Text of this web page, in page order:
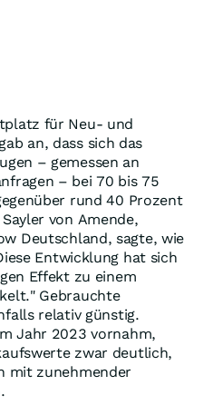
für Neu- und
an, dass sich das
– gemessen an
– bei 70 bis 75
rund 40 Prozent
von Amende,
Deutschland, sagte, wie
Entwicklung hat sich
Effekt zu einem
Gebrauchte
relativ günstig.
Jahr 2023 vornahm,
zwar deutlich,
mit zunehmender